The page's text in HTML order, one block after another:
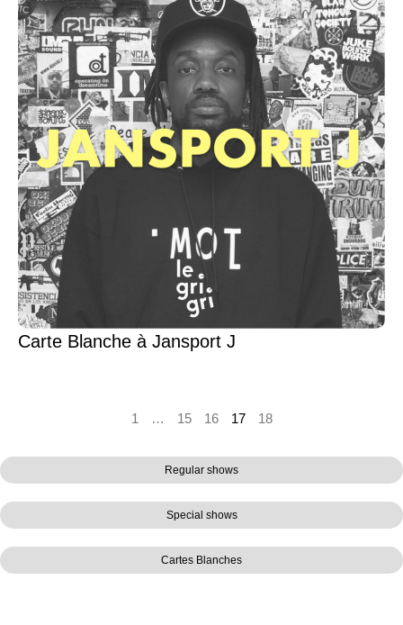
Regular shows
Special shows
Cartes Blanches
Carte Blanche à Jansport J
1 … 15 16 17 18